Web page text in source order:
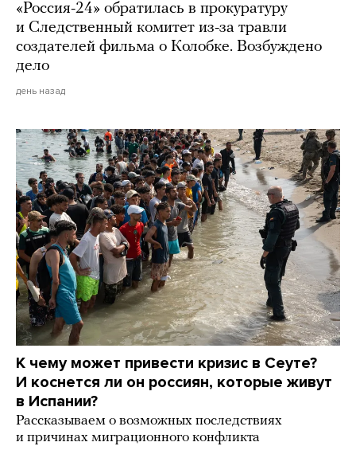
«Россия-24» обратилась в прокуратуру
и Следственный комитет из-за травли
создателей фильма о Колобке. Возбуждено
дело
день назад
К чему может привести кризис в Сеуте?
И коснется ли он россиян, которые живут
в Испании?
Рассказываем о возможных последствиях
и причинах миграционного конфликта